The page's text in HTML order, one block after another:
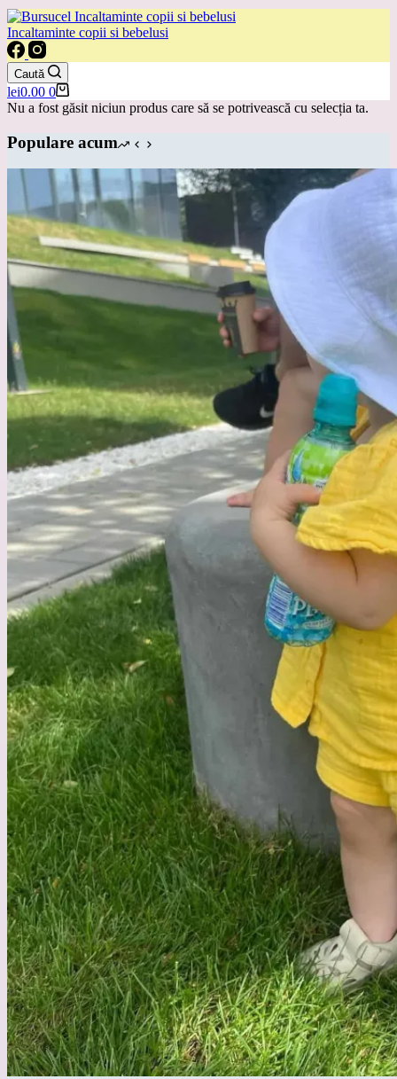
Incaltaminte copii si bebelusi
Caută
Coș
de
lei0.00 0
Nu a fost găsit niciun produs care să se potrivească cu selecția ta.
Populare acum